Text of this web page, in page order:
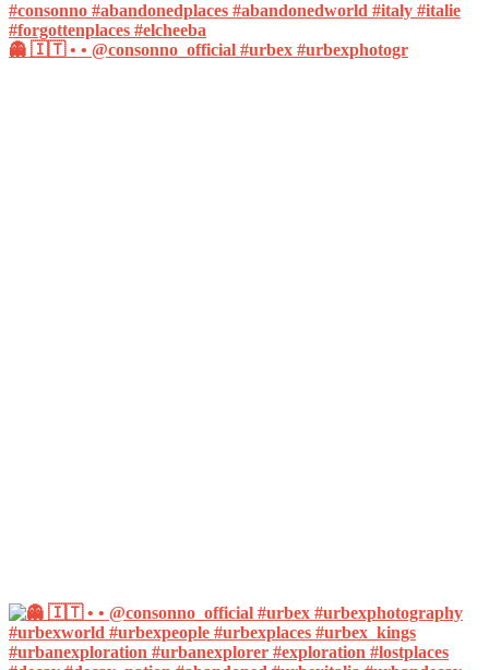
👻 🇮🇹 • • @consonno_official #urbex #urbexphotogr